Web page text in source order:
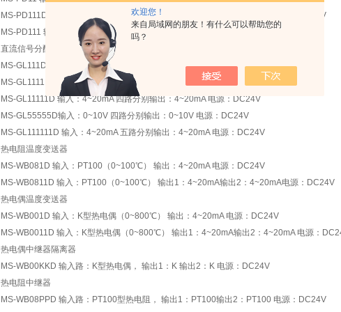
欢迎您！
来自局域网的朋友！有什么可以帮助您的
吗？
MS-PD111D 输入：4~20mA(馈电24V) 输出1：4~20mA 输出2：4~20mA 电源：DC24V
MS-PD111 输入：4~20mA(馈电24V) 输出1：4~20mA 输出2：4~20mA 电源：AC220V
直流信号分配器
MS-GL111D 输入：4~20mA 输出1：4~20mA 输出2：4~20mA 电源：DC24V
MS-GL1111D 输入：4~20mA 三路分别输出：4~20mA 电源：DC24V
MS-GL11111D 输入：4~20mA 四路分别输出：4~20mA 电源：DC24V
MS-GL55555D输入：0~10V 四路分别输出：0~10V 电源：DC24V
MS-GL111111D 输入：4~20mA 五路分别输出：4~20mA 电源：DC24V
热电阻温度变送器
MS-WB081D 输入：PT100（0~100℃） 输出：4~20mA 电源：DC24V
MS-WB0811D 输入：PT100（0~100℃） 输出1：4~20mA输出2：4~20mA电源：DC24V
热电偶温度变送器
MS-WB001D 输入：K型热电偶（0~800℃） 输出：4~20mA 电源：DC24V
MS-WB0011D 输入：K型热电偶（0~800℃） 输出1：4~20mA输出2：4~20mA 电源：
热电偶中继器隔离器
MS-WB00KKD 输入路：K型热电偶， 输出1：K 输出2：K 电源：DC24V
热电阻中继器
MS-WB08PPD 输入路：PT100型热电阻， 输出1：PT100输出2：PT100 电源：DC24V